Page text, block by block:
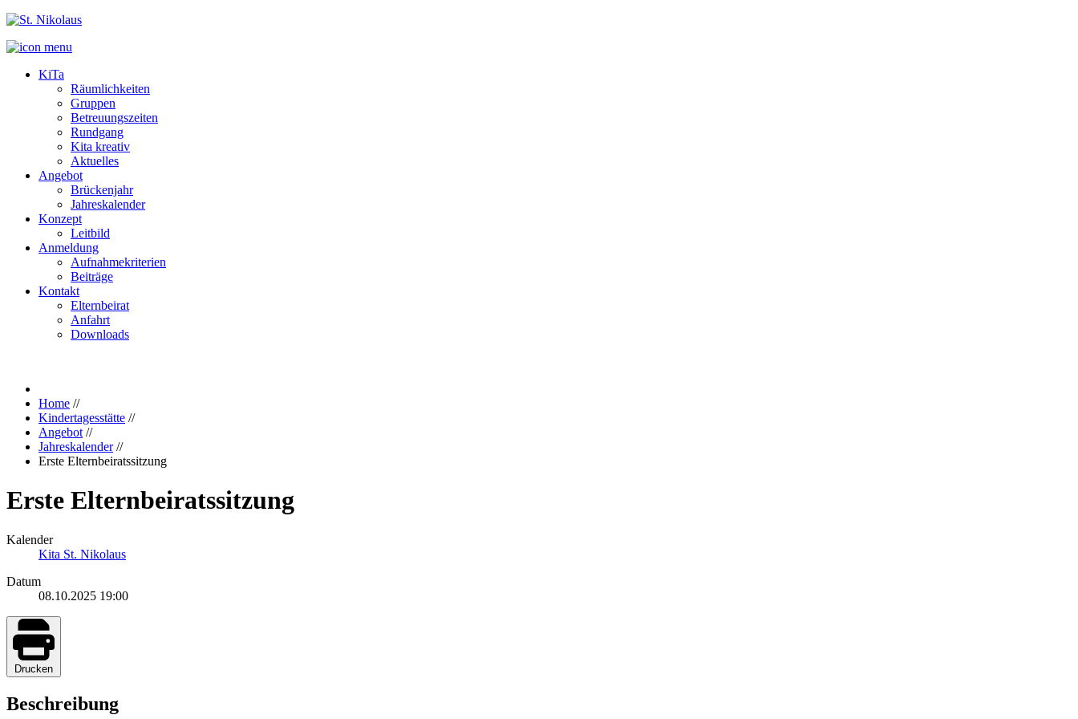
KiTa
Räumlichkeiten
Gruppen
Betreuungszeiten
Rundgang
Kita kreativ
Aktuelles
Angebot
Brückenjahr
Jahreskalender
Konzept
Leitbild
Anmeldung
Aufnahmekriterien
Beiträge
Kontakt
Elternbeirat
Anfahrt
Downloads
Home //
Kindertagesstätte //
Angebot //
Jahreskalender//
Erste Elternbeiratssitzung
Erste Elternbeiratssitzung
Kalender
Kita St. Nikolaus
Datum
08.10.2025 19:00
Drucken
Beschreibung